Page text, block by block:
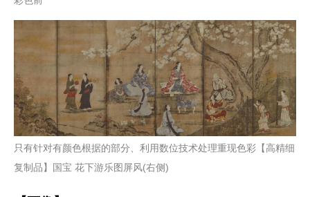
只有针对有颜色根据的部分、利用数位技术处理重现色彩【高精细
复制品】国宝 花下游乐图屏风(右侧)